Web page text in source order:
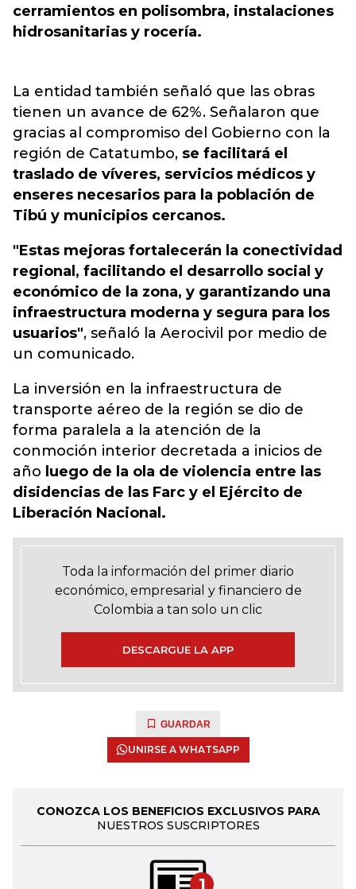
cerramientos en polisombra, instalaciones
hidrosanitarias y rocería.
La entidad también señaló que las obras
tienen un avance de 62%. Señalaron que
gracias al compromiso del Gobierno con la
región de Catatumbo, se facilitará el
traslado de víveres, servicios médicos y
enseres necesarios para la población de
Tibú y municipios cercanos.
"Estas mejoras fortalecerán la conectividad
regional, facilitando el desarrollo social y
económico de la zona, y garantizando una
infraestructura moderna y segura para los
usuarios", señaló la Aerocivil por medio de
un comunicado.
La inversión en la infraestructura de
transporte aéreo de la región se dio de
forma paralela a la atención de la
conmoción interior decretada a inicios de
año luego de la ola de violencia entre las
disidencias de las Farc y el Ejército de
Liberación Nacional.
Toda la información del primer diario
económico, empresarial y financiero de
Colombia a tan solo un clic
DESCARGUE LA APP
GUARDAR
UNIRSE A WHATSAPP
CONOZCA LOS BENEFICIOS EXCLUSIVOS PARA
NUESTROS SUSCRIPTORES
1